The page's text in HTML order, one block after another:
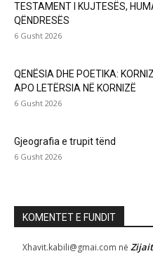
TESTAMENT I KUJTESËS,
QËNDRESËS
6 Gusht 2026
QENËSIA DHE POETIKA:
APO LETËRSIA NË KORNIZË
6 Gusht 2026
Gjeografia e trupit tënd
6 Gusht 2026
KOMENTET E FUNDIT
Xhavit.kabili@gmai.com në